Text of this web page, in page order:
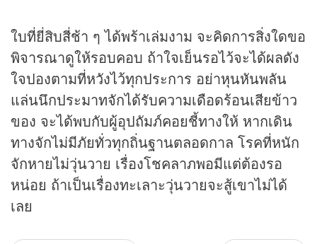
ใบที่ยี่สิบสี่ช้า ๆ ได้พร้าเล่มงาม จะคิดการสิ่งใดขอ
พิจารณาดูให้รอบคอบ ถ้าใจเย็นรอไว้จะได้ผลดัง
ใจปองตามที่หวังไว้ทุกประการ อย่าหุนหันพลัน
แล่นนึกประมาทจักได้รับความเดือดร้อนเสียข้าว
ของ จะได้พบกับผู้อุปถัมภ์คอยชี้ทางให้ หากเดิน
ทางจักไม่มีภัยทั่วทุกถิ่นฐานตลอดกาล โรคที่หนัก
จักหายไม่วุ่นวาย เรื่องโชคลาภพอมีแต่ต้องรอ
หน่อย ถ้าเป็นเรื่องทะเลาะวุ่นวายจะสู้เขาไม่ได้
เลย